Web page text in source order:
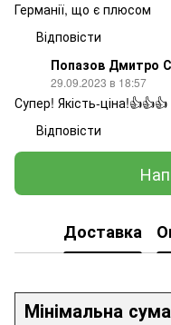
Германії, що є плюсом
Відповісти
Попазов Дмитро
29.09.2023 в 18:57
Супер! Якість-ціна!👍👍👍
Відповісти
Доставка
Мінімальна